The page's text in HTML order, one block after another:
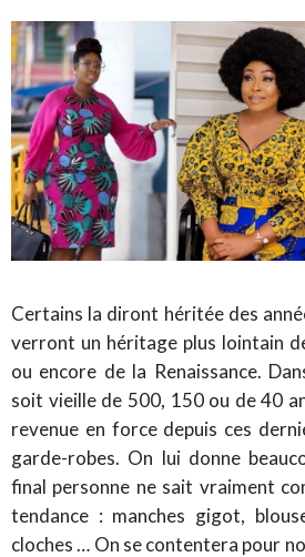
Certains la diront héritée des
verront un héritage plus lointain
ou encore de la Renaissance.
soit vieille de 500, 150 ou de 40
revenue en force depuis ces
garde-robes. On lui donne
final personne ne sait vraiment
tendance : manches gigot,
cloches … On se contentera pour